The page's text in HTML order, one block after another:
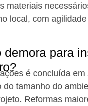
materiais
local, com
demora para
é concluída em
do tamanho do
Reformas